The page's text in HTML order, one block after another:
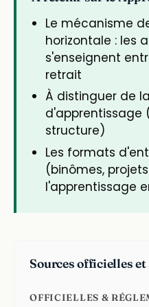
Le mécanisme
horizontale : les
s'enseignent
retrait
À distinguer de
d'apprentissage
structure)
Les formats
(binômes,
l'apprentissage
Sources officielles
OFFICIELLES &